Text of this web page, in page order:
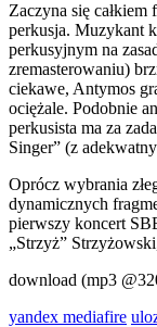
Zaczyna się
perkusja. Muzykant
perkusyjnym na
zremasterowaniu)
ciekawe, Antymos
ociężale. Podobnie
perkusista ma za
Singer” (z
Oprócz wybrania
dynamicznych
pierwszy koncert
„Strzyż”
download (mp3
yandex mediafire